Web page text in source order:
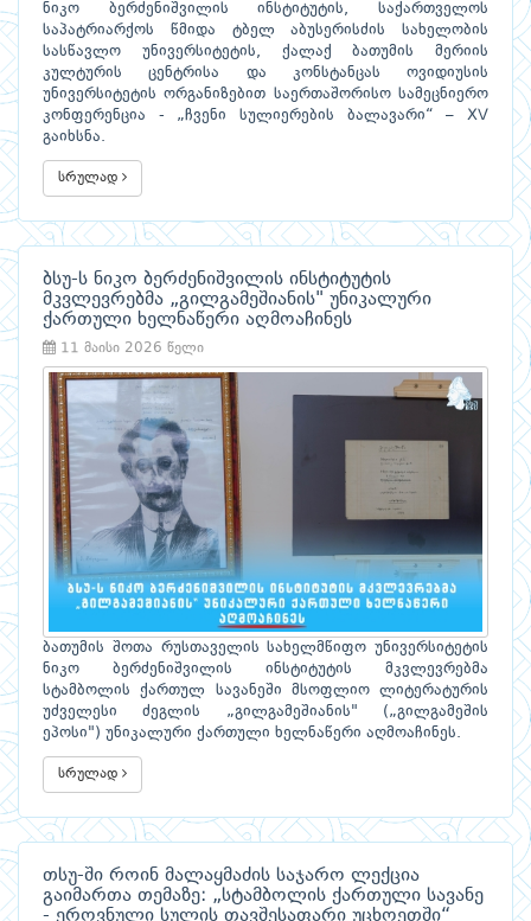
ნიკო ბერძენიშვილის ინსტიტუტის, საქართველოს
საპატრიარქოს წმიდა ტბელ აბუსერისძის სახელობის
სასწავლო უნივერსიტეტის, ქალაქ ბათუმის მერიის
კულტურის ცენტრისა და კონსტანცას ოვიდიუსის
უნივერსიტეტის ორგანიზებით საერთაშორისო სამეცნიერო
კონფერენცია - „ჩვენი სულიერების ბალავარი“ – XV
გაიხსნა.
სრულად
ბსუ-ს ნიკო ბერძენიშვილის ინსტიტუტის
მკვლევრებმა „გილგამეშიანის" უნიკალური
ქართული ხელნაწერი აღმოაჩინეს
11 მაისი 2026 წელი
ბათუმის შოთა რუსთაველის სახელმწიფო უნივერსიტეტის
ნიკო ბერძენიშვილის ინსტიტუტის მკვლევრებმა
სტამბოლის ქართულ სავანეში მსოფლიო ლიტერატურის
უძველესი ძეგლის „გილგამეშიანის" („გილგამეშის
ეპოსი") უნიკალური ქართული ხელნაწერი აღმოაჩინეს.
სრულად
თსუ-ში როინ მალაყმაძის საჯარო ლექცია
გაიმართა თემაზე: „სტამბოლის ქართული სავანე
- ეროვნული სულის თავშესაფარი უცხოეთში“